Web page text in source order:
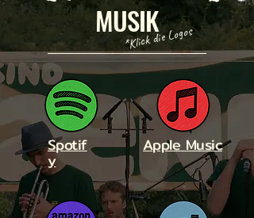
MUSIK
*Klick die Logos
Spotif
y
Apple Music